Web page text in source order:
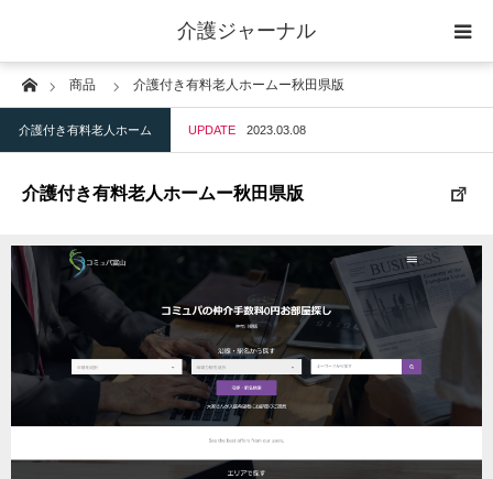
介護ジャーナル
Home商品 介護付き有料老人ホームー秋田県版
介護付き有料老人ホーム UPDATE 2023.03.08
介護付き有料老人ホームー秋田県版
ケアプラン作成
訪問
短期入所
訪問＋通い＋宿泊
施設
地域密着型小規模施設